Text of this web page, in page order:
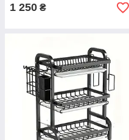
1 250 ₴